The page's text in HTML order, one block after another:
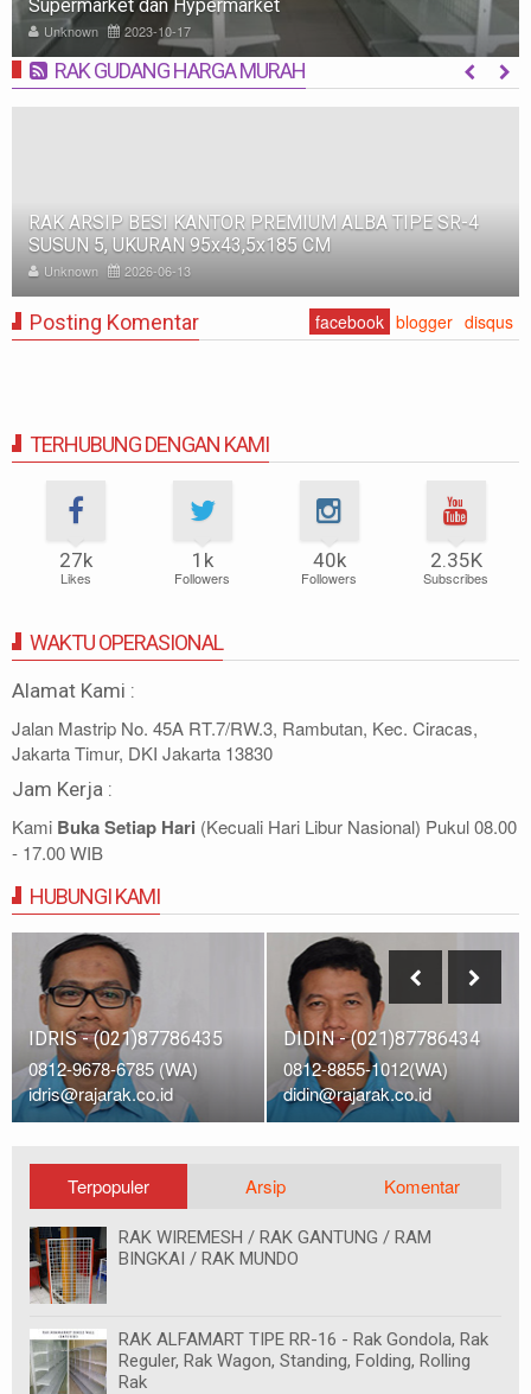
Memilih
Unknown 2023-10-09
RAK GUDANG HARGA MURAH MORE
RAK BESI SUSUN GUDANG PABRIK MEDIUM DUTY ZA-
500, WARNA FULL BIRU, UKURAN 150x100x200 CM
Unknown 2025-11-12
Posting Komentar facebook blogger disqus
TERHUBUNG DENGAN KAMI
27k
Likes
1k
Followers
40k
Followers
2.35K
Subscribes
WAKTU OPERASIONAL
Alamat Kami :
Jalan Mastrip No. 45A RT.7/RW.3, Rambutan, Kec. Ciracas,
Jakarta Timur, DKI Jakarta 13830
Jam Kerja :
Kami Buka Setiap Hari (Kecuali Hari Libur Nasional) Pukul 08.00
- 17.00 WIB
HUBUNGI KAMI
IDRIS - (021)87786435
0812-9678-6785 (WA)
idris@rajarak.co.id
DIDIN - (021)87786434
0812-8855-1012(WA)
didin@rajarak.co.id
Terpopuler Arsip Komentar
RAK WIREMESH / RAK GANTUNG / RAM
BINGKAI / RAK MUNDO
RAK ALFAMART TIPE RR-16 - Rak Gondola, Rak
Reguler, Rak Wagon, Standing, Folding, Rolling
Rak